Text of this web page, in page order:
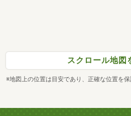
スクロール地図
※地図上の位置は目安であり、正確な位置を保